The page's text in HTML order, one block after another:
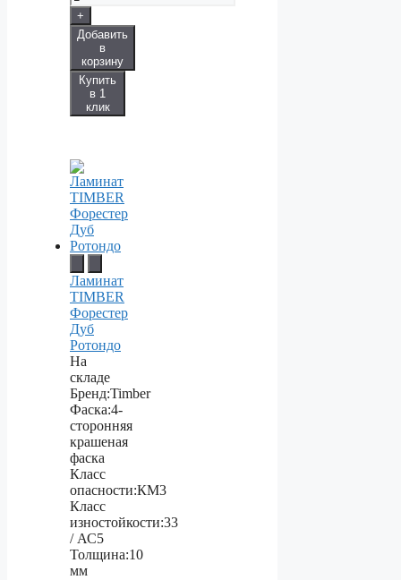
+
Добавить
в
корзину
Купить
в 1
клик
Ламинат
TIMBER
Форестер
Дуб
Ротондо
На
складе
Бренд:Timber
Фаска:4-
сторонняя
крашеная
фаска
Класс
опасности:КМ3
Класс
изностойкости:33
/ АС5
Толщина:10
мм